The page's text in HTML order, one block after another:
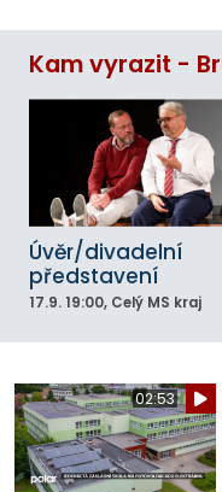
Kam vyrazit -
Úvěr/divadelní
představení
17.9. 19:00, Celý MS kraj
02:53